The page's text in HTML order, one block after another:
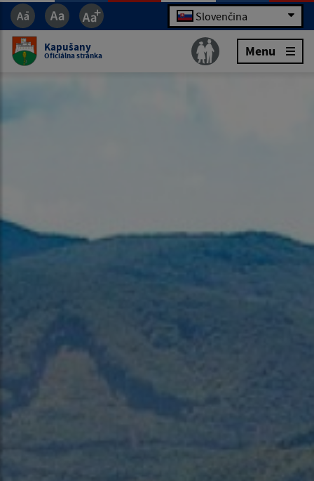
Slovenčina
Kapušany
Oficiálna stránka Menu